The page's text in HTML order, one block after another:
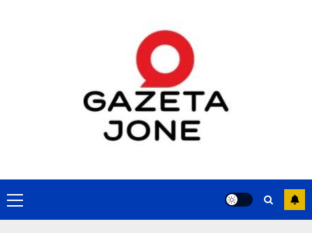
Primary
Menu